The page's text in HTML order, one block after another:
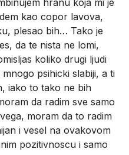
kao copor lavova,
plesao bih… Tako je
da te nista ne lomi,
koliko drugi ljudi
psihicki slabiji, a ti
iako to tako ne bih
da radim sve samo
moram da to radim
i vesel na ovakovom
pozitivnoscu i samo